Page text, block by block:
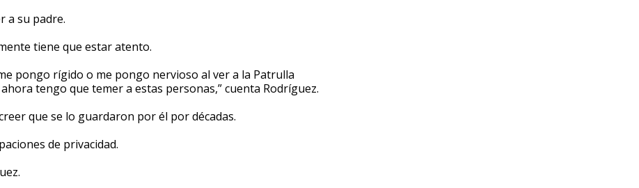
a su padre.
tiene que estar atento.
pongo rígido o me pongo nervioso al ver a la Patrulla
tengo que temer a estas personas,” cuenta Rodríguez.
que se lo guardaron por él por décadas.
de privacidad.